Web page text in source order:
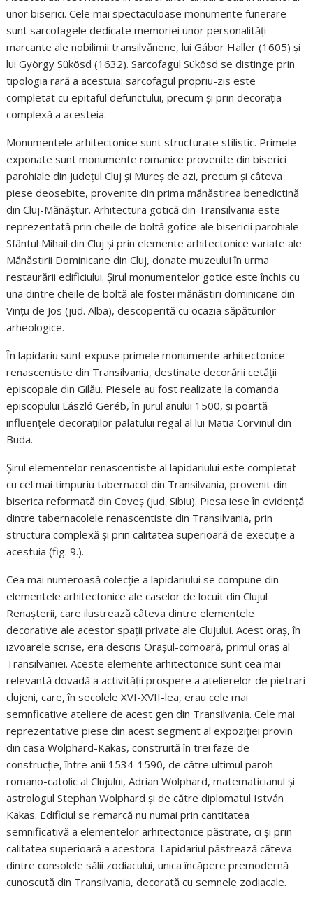
unor biserici. Cele mai spectaculoase monumente funerare
sunt sarcofagele dedicate memoriei unor personalități
marcante ale nobilimii transilvănene, lui Gábor Haller (1605) și
lui György Sükösd (1632). Sarcofagul Sükösd se distinge prin
tipologia rară a acestuia: sarcofagul propriu-zis este
completat cu epitaful defunctului, precum și prin decorația
complexă a acesteia.
Monumentele arhitectonice sunt structurate stilistic. Primele
exponate sunt monumente romanice provenite din biserici
parohiale din judeţul Cluj şi Mureş de azi, precum şi câteva
piese deosebite, provenite din prima mănăstirea benedictină
din Cluj-Mănăştur. Arhitectura gotică din Transilvania este
reprezentată prin cheile de boltă gotice ale bisericii parohiale
Sfântul Mihail din Cluj și prin elemente arhitectonice variate ale
Mănăstirii Dominicane din Cluj, donate muzeului în urma
restaurării edificiului. Șirul monumentelor gotice este închis cu
una dintre cheile de boltă ale fostei mănăstiri dominicane din
Vințu de Jos (jud. Alba), descoperită cu ocazia săpăturilor
arheologice.
În lapidariu sunt expuse primele monumente arhitectonice
renascentiste din Transilvania, destinate decorării cetății
episcopale din Gilău. Piesele au fost realizate la comanda
episcopului László Geréb, în jurul anului 1500, și poartă
influenţele decoraţiilor palatului regal al lui Matia Corvinul din
Buda.
Șirul elementelor renascentiste al lapidariului este completat
cu cel mai timpuriu tabernacol din Transilvania, provenit din
biserica reformată din Coveș (jud. Sibiu). Piesa iese în evidență
dintre tabernacolele renascentiste din Transilvania, prin
structura complexă și prin calitatea superioară de execuție a
acestuia (fig. 9.).
Cea mai numeroasă colecţie a lapidariului se compune din
elementele arhitectonice ale caselor de locuit din Clujul
Renașterii, care ilustrează câteva dintre elementele
decorative ale acestor spații private ale Clujului. Acest oraș, în
izvoarele scrise, era descris Orașul-comoară, primul oraș al
Transilvaniei. Aceste elemente arhitectonice sunt cea mai
relevantă dovadă a activității prospere a atelierelor de pietrari
clujeni, care, în secolele XVI-XVII-lea, erau cele mai
semnficative ateliere de acest gen din Transilvania. Cele mai
reprezentative piese din acest segment al expoziției provin
din casa Wolphard-Kakas, construită în trei faze de
construcție, între anii 1534-1590, de către ultimul paroh
romano-catolic al Clujului, Adrian Wolphard, matematicianul și
astrologul Stephan Wolphard și de către diplomatul István
Kakas. Edificiul se remarcă nu numai prin cantitatea
semnificativă a elementelor arhitectonice păstrate, ci și prin
calitatea superioară a acestora. Lapidariul păstrează câteva
dintre consolele sălii zodiacului, unica încăpere premodernă
cunoscută din Transilvania, decorată cu semnele zodiacale.